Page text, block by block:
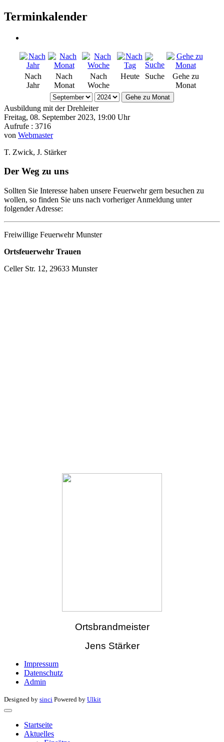
Terminkalender
Nach
Jahr
Nach
Monat
Nach
Woche
Heute Suche
Gehe zu
Monat
Gehe zu Monat
Ausbildung mit der Drehleiter
Freitag, 08. September 2023, 19:00 Uhr
Aufrufe : 3716
von Webmaster
T. Zwick, J. Stärker
Der Weg zu uns
Sollten Sie Interesse haben unsere Feuerwehr gern besuchen zu
wollen, so finden Sie uns nach vorheriger Anmeldung unter
folgender Adresse:
Freiwillige Feuerwehr Munster
Ortsfeuerwehr Trauen
Celler Str. 12, 29633 Munster
Ortsbrandmeister
Jens Stärker
Impressum
Datenschutz
Admin
Designed by sinci Powered by Ulkit
Startseite
Aktuelles